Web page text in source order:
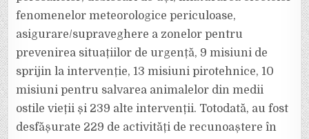
fenomenelor meteorologice periculoase,
asigurare/supraveghere a zonelor pentru
prevenirea situațiilor de urgență, 9 misiuni de
sprijin la intervenție, 13 misiuni pirotehnice, 10
misiuni pentru salvarea animalelor din medii
ostile vieții și 239 alte intervenții. Totodată, au fost
desfășurate 229 de activități de recunoaștere în